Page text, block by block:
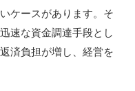
ケースがあります。そ
速な資金調達手段とし
済負担が増し、経営を